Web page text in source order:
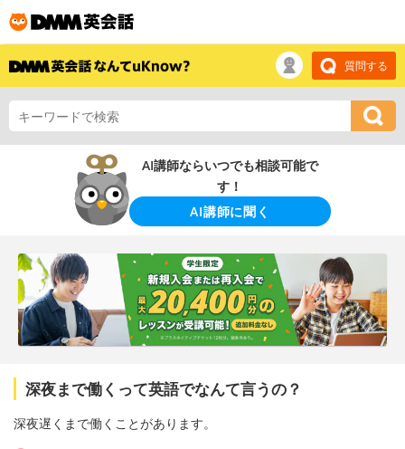
質問する
AI講師ならいつでも相談可能で
す！
AI講師に聞く
深夜まで働くって英語でなんて言うの？
深夜遅くまで働くことがあります。